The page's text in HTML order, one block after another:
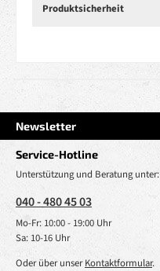
Produktsicherheit
Newsletter
Service-Hotline
Unterstützung und Beratung unter:
040 - 480 45 03
Mo-Fr: 10:00 - 19:00 Uhr
Sa: 10-16 Uhr
Oder über unserKontaktformular.